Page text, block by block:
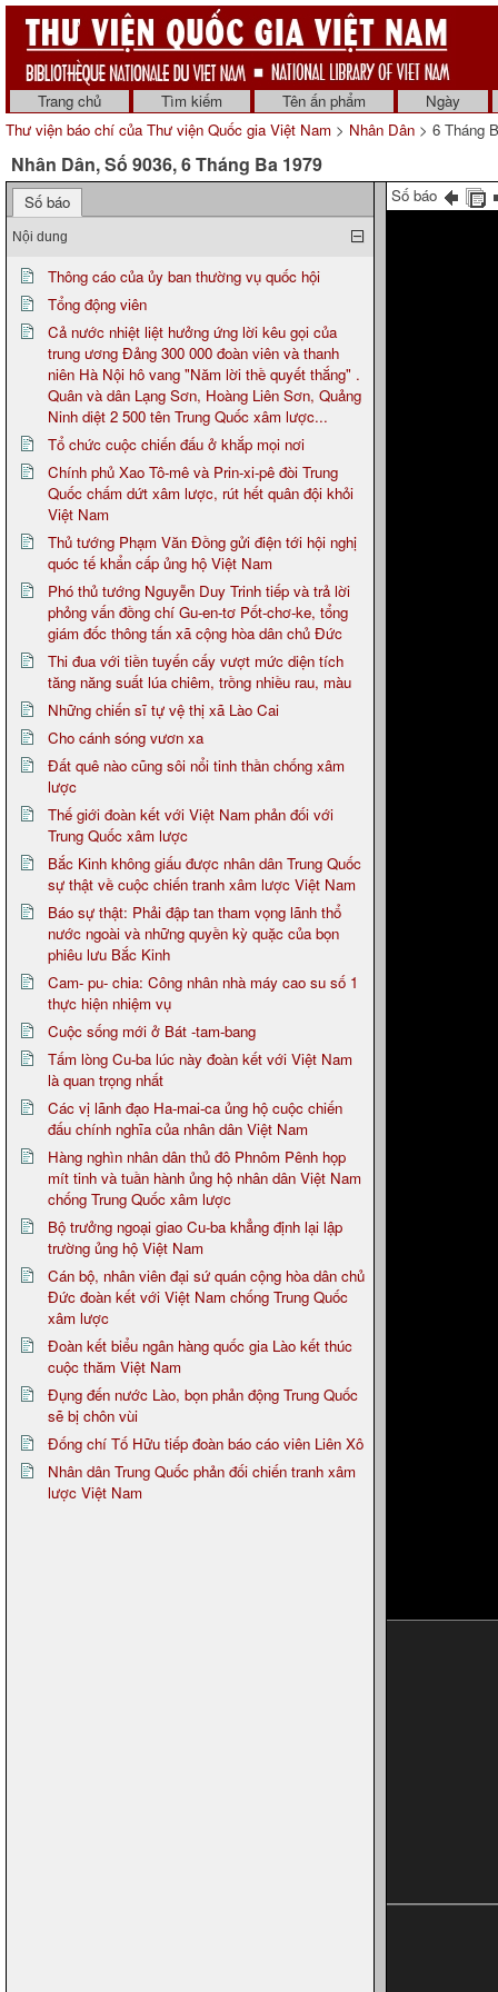
Trang chủ Tìm kiếm Tên ấn phẩm
Ngày
Thư viện báo chí của Thư viện Quốc gia Việt Nam > Nhân Dân > 6 Tháng
Nhân Dân, Số 9036, 6 Tháng Ba 1979
Số báo
Nội dung
Thông cáo của ủy ban thường vụ quốc hội
Tổng động viên
Cả nước nhiệt liệt hưởng ứng lời kêu gọi của
trung ương Đảng 300 000 đoàn viên và thanh
niên Hà Nội hô vang "Năm lời thề quyết thắng" .
Quân và dân Lạng Sơn, Hoàng Liên Sơn, Quảng
Ninh diệt 2 500 tên Trung Quốc xâm lược...
Tổ chức cuộc chiến đấu ở khắp mọi nơi
Chính phủ Xao Tô-mê và Prin-xi-pê đòi Trung
Quốc chấm dứt xâm lược, rút hết quân đội khỏi
Việt Nam
Thủ tướng Phạm Văn Đồng gửi điện tới hội nghị
quóc tế khẩn cấp ủng hộ Việt Nam
Phó thủ tướng Nguyễn Duy Trinh tiếp và trả lời
phỏng vấn đồng chí Gu-en-tơ Pốt-chơ-ke, tổng
giám đốc thông tấn xã cộng hòa dân chủ Đức
Thi đua với tiền tuyến cấy vượt mức diện tích
tăng năng suất lúa chiêm, trồng nhiều rau, màu
Những chiến sĩ tự vệ thị xã Lào Cai
Cho cánh sóng vươn xa
Đất quê nào cũng sôi nổi tinh thần chống xâm
lược
Thế giới đoàn kết với Việt Nam phản đối với
Trung Quốc xâm lược
Bắc Kinh không giấu được nhân dân Trung Quốc
sự thật về cuộc chiến tranh xâm lược Việt Nam
Báo sự thật: Phải đập tan tham vọng lãnh thổ
nước ngoài và những quyền kỳ quặc của bọn
phiêu lưu Bắc Kinh
Cam- pu- chia: Công nhân nhà máy cao su số 1
thực hiện nhiệm vụ
Cuộc sống mới ở Bát -tam-bang
Tấm lòng Cu-ba lúc này đoàn kết với Việt Nam
là quan trọng nhất
Các vị lãnh đạo Ha-mai-ca ủng hộ cuộc chiến
đấu chính nghĩa của nhân dân Việt Nam
Hàng nghìn nhân dân thủ đô Phnôm Pênh họp
mít tinh và tuần hành ủng hộ nhân dân Việt Nam
chống Trung Quốc xâm lược
Bộ trưởng ngoại giao Cu-ba khẳng định lại lập
trường ủng hộ Việt Nam
Cán bộ, nhân viên đại sứ quán cộng hòa dân chủ
Đức đoàn kết với Việt Nam chống Trung Quốc
xâm lược
Đoàn kết biểu ngân hàng quốc gia Lào kết thúc
cuộc thăm Việt Nam
Đụng đến nước Lào, bọn phản động Trung Quốc
sẽ bị chôn vùi
Đống chí Tố Hữu tiếp đoàn báo cáo viên Liên Xô
Nhân dân Trung Quốc phản đối chiến tranh xâm
lược Việt Nam
Số báo